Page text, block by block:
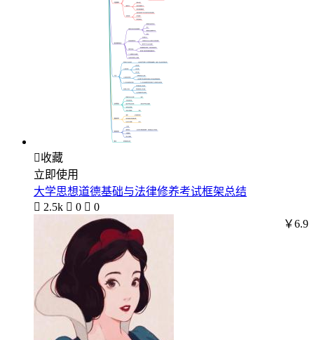
收藏
立即使用
大学思想道德基础与法律修养考试框架总结
 2.5k  0  0
￥6.9